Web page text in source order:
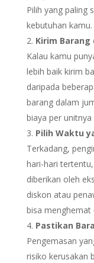
Pilih yang paling
kebutuhan kamu.
Kirim Barang
Kalau kamu
lebih baik kirim
daripada
barang dalam
biaya per
Pilih Waktu
Terkadang,
hari-hari
diberikan oleh
diskon atau
bisa menghemat
Pastikan
Pengemasan
risiko kerusakan